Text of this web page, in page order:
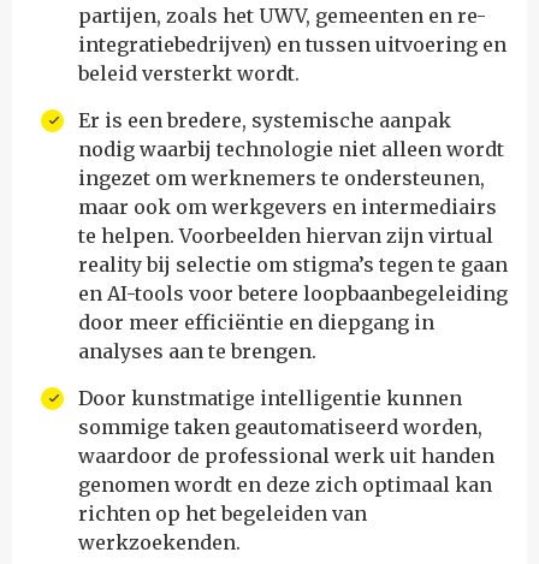
partijen, zoals het UWV, gemeenten en re-
integratiebedrijven) en tussen uitvoering en
beleid versterkt wordt.
Er is een bredere, systemische aanpak
nodig waarbij technologie niet alleen wordt
ingezet om werknemers te ondersteunen,
maar ook om werkgevers en intermediairs
te helpen. Voorbeelden hiervan zijn virtual
reality bij selectie om stigma’s tegen te gaan
en AI-tools voor betere loopbaanbegeleiding
door meer efficiëntie en diepgang in
analyses aan te brengen.
Door kunstmatige intelligentie kunnen
sommige taken geautomatiseerd worden,
waardoor de professional werk uit handen
genomen wordt en deze zich optimaal kan
richten op het begeleiden van
werkzoekenden.